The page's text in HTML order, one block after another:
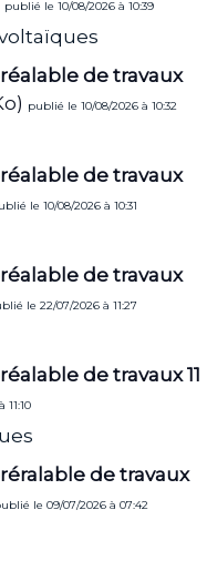
publié le 10/08/2026 à 10:39
de travaux
publié le 10/08/2026 à 10:32
de travaux
le 10/08/2026 à 10:31
de travaux
le 22/07/2026 à 11:27
de travaux 11
de travaux
le 09/07/2026 à 07:42